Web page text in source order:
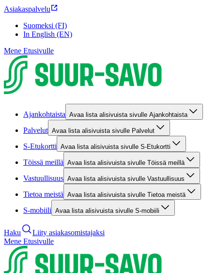
Asiakaspalvelu
Suomeksi (FI)
In English (EN)
Mene Etusivulle
Ajankohtaista Avaa lista alisivuista sivulle Ajankohtaista
Palvelut Avaa lista alisivuista sivulle Palvelut
S-Etukortti Avaa lista alisivuista sivulle S-Etukortti
Töissä meillä Avaa lista alisivuista sivulle Töissä meillä
Vastuullisuus Avaa lista alisivuista sivulle Vastuullisuus
Tietoa meistä Avaa lista alisivuista sivulle Tietoa meistä
S-mobiili Avaa lista alisivuista sivulle S-mobiili
Haku
Liity asiakasomistajaksi
Mene Etusivulle